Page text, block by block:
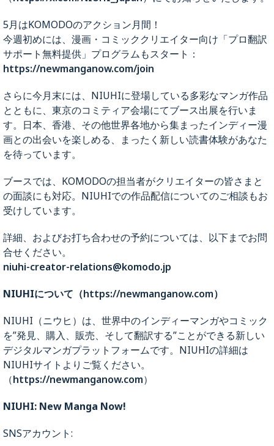
5月はKOMODOのアクション月間！
今週初めには、漫画・コミッククリエイター向け「プロ翻訳
サポート無料提供」プログラムもスタート：
https://newmanganow.com/join
さらに今月末には、NIUHIに登場している多彩なマンガ作品
とともに、東京のコミティア会場にてブース出展を行いま
す。日本、香港、その他世界各地から集まったインディー漫
画との出会いを楽しめる、まったく新しい読書体験があなた
を待っています。
ブースでは、KOMODOの担当者がクリエイターの皆さまと
の面談にも対応。NIUHIでの作品配信についてのご相談もお
受けしています。
詳細、およびお打ち合わせの予約については、以下までお問
合せください。
niuhi-creator-relations@komodo.jp
NIUHIについて（https://newmanganow.com）
NIUHI（ニウヒ）は、世界中のインディーマンガやコミック
を”発見、購入、販売、そして翻訳する”ことができる新しい
デジタルマンガプラットフォームです。NIUHIの詳細は
NIUHIサイトよりご覧ください。
（https://newmanganow.com）
NIUHI: New Manga Now!
SNSアカウント: